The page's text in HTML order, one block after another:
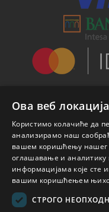
Ова веб
Користимо колачиће да
анализирамо наш
вашем коришћењу нашег
оглашавање и аналитику
информацијама које сте
вашим коришћењем
СТРОГО